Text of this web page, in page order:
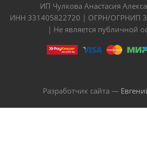
ИП Чулкова Анастасия
ИНН 331405822720 | ОГРН/ОГРНИП
| Не является публичной
Разработчик сайта —